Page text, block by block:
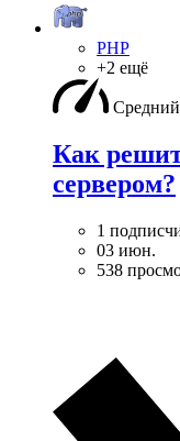
PHP
+2 ещё
Средний
Как
сервером?
1
03 июн.
538